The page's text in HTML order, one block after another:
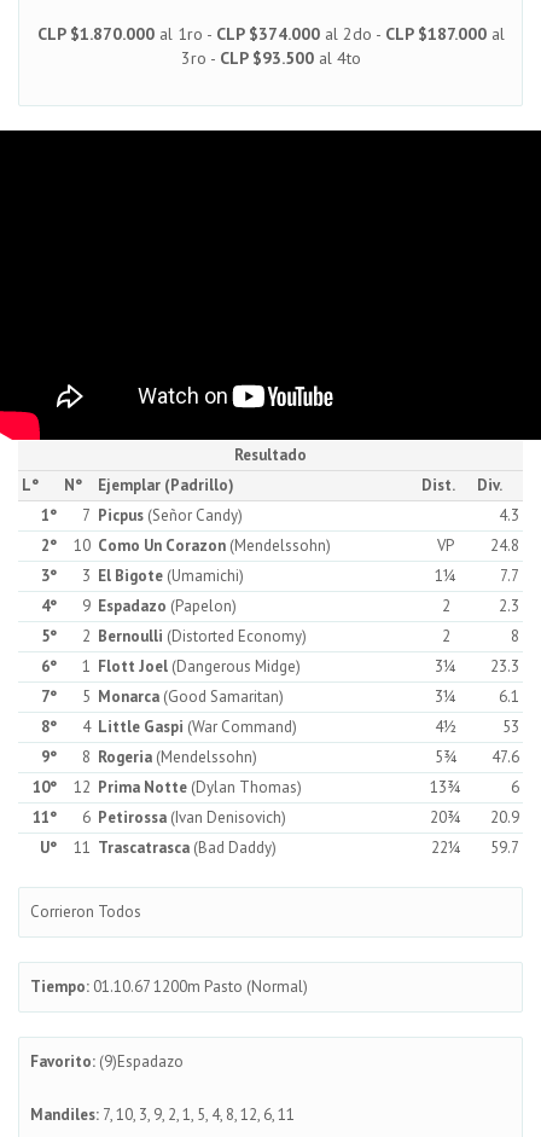
CLP $1.870.000al 1ro - CLP $374.000al 2do - CLP $187.000al
3ro - CLP $93.500al 4to
Resultado
L°
N° Ejemplar (Padrillo) Dist.
Div.
1°
7 Picpus (Señor Candy)
4.3
2°
10 Como Un Corazon (Mendelssohn) VP
24.8
3°
3 El Bigote (Umamichi) 1¼
7.7
4°
9 Espadazo (Papelon) 2
2.3
5°
2 Bernoulli (Distorted Economy) 2
8
6°
1 Flott Joel (Dangerous Midge) 3¼
23.3
7°
5 Monarca (Good Samaritan) 3¼
6.1
8°
4 Little Gaspi (War Command) 4½
53
9°
8 Rogeria (Mendelssohn) 5¾
47.6
10°
12 Prima Notte (Dylan Thomas) 13¾
6
11°
6 Petirossa (Ivan Denisovich) 20¾
20.9
U°
11 Trascatrasca (Bad Daddy) 22¼ 59.7
Corrieron Todos
Tiempo: 01.10.67 1200m Pasto (Normal)
Favorito: (9)Espadazo
Mandiles: 7, 10, 3, 9, 2, 1, 5, 4, 8, 12, 6, 11